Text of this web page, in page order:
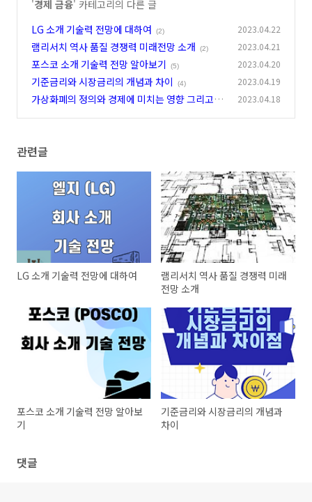
'경제 금융' 카테고리의 다른 글
LG 소개 기술력 전망에 대하여
(2) 2023.04.22
램리서치 역사 품질 경쟁력 미래전망 소개 (2) 2023.04.21
포스코 소개 기술력 전망 알아보기 (5) 2023.04.20
기준금리와 시장금리의 개념과 차이 (4) 2023.04.19
가상화폐의 정의와 경제에 미치는 영향 그리고 전
2023.04.18
관련글
LG 소개 기술력 전망에 대하여
램리서치 역사 품질 경쟁력 미래
전망 소개
포스코 소개 기술력 전망 알아보
기
기준금리와 시장금리의 개념과
차이
댓글